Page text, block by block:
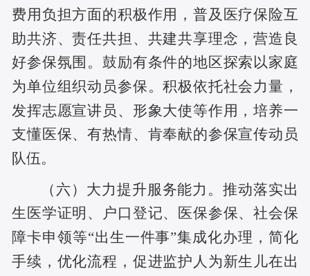
费用负担方面的积极作用，普及医疗保险互
助共济、责任共担、共建共享理念，营造良
好参保氛围。鼓励有条件的地区探索以家庭
为单位组织动员参保。积极依托社会力量，
发挥志愿宣讲员、形象大使等作用，培养一
支懂医保、有热情、肯奉献的参保宣传动员
队伍。
（六）大力提升服务能力。推动落实出
生医学证明、户口登记、医保参保、社会保
障卡申领等“出生一件事”集成化办理，简化
手续，优化流程，促进监护人为新生儿在出